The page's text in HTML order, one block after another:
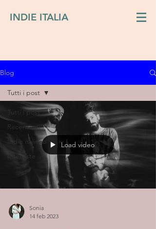
INDIE ITALIA
Blog
Tutti i post
Recensioni
Indie italiano
Interviste
Tutti i post
Load video
Sonia
14 feb 2023